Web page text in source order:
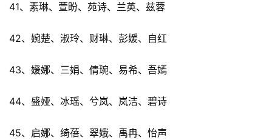
41、素琳、萱盼、苑诗、兰英、兹蓉
42、婉楚、淑玲、财琳、彭媛、自红
43、媛娜、三娟、倩琬、易希、吾嫣
44、盛娅、冰瑶、兮岚、岚洁、碧诗
45、启娜、绮蓓、翠娥、禹冉、怡声